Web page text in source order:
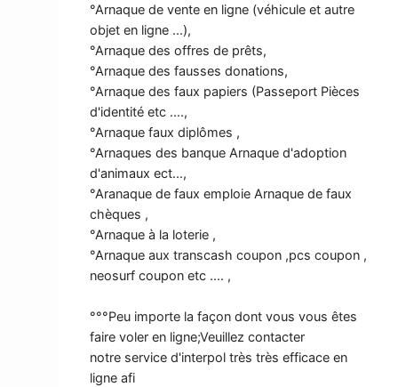
°Arnaque de vente en ligne (véhicule et autre
objet en ligne ...),
°Arnaque des offres de prêts,
°Arnaque des fausses donations,
°Arnaque des faux papiers (Passeport Pièces
d'identité etc ....,
°Arnaque faux diplômes ,
°Arnaques des banque Arnaque d'adoption
d'animaux ect...,
°Aranaque de faux emploie Arnaque de faux
chèques ,
°Arnaque à la loterie ,
°Arnaque aux transcash coupon ,pcs coupon ,
neosurf coupon etc .... ,
°°°Peu importe la façon dont vous vous êtes
faire voler en ligne;Veuillez contacter
notre service d'interpol très très efficace en
ligne afi